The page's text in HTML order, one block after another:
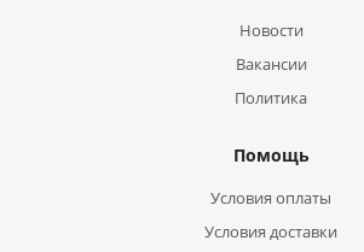
Новости
Вакансии
Политика
Помощь
Условия оплаты
Условия доставки